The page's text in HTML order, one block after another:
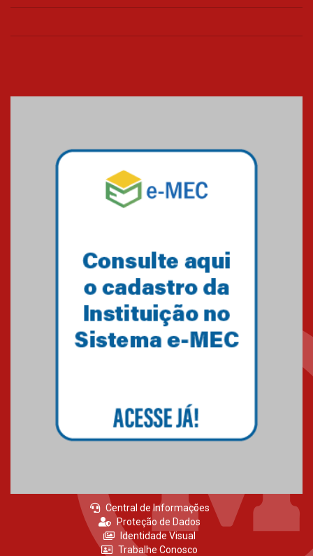
UTI's inteligentes
referência mundial em
Pós-Asco: evento do HUEM
debate novidades sobre
estudos e tratamentos contra
o câncer
MackPesquisa 2026 prorroga
inscrições até 14 de agosto
15.06.2026
Central de Informações
Proteção de Dados
Identidade Visual
Trabalhe Conosco